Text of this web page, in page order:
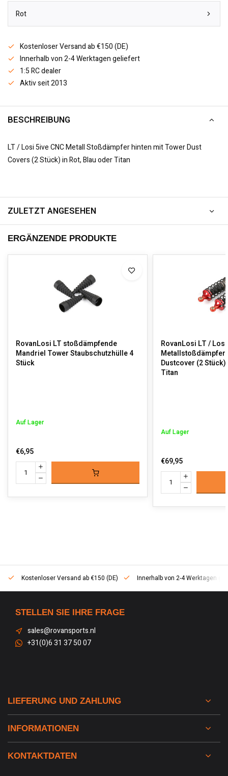
Rot
Kostenloser Versand ab €150 (DE)
Innerhalb von 2-4 Werktagen geliefert
1:5 RC dealer
Aktiv seit 2013
BESCHREIBUNG
LT / Losi 5ive CNC Metall Stoßdämpfer hinten mit Tower Dust
Covers (2 Stück) in Rot, Blau oder Titan
ZULETZT ANGESEHEN
ERGÄNZENDE PRODUKTE
RovanLosi LT stoßdämpfende
Mandriel Tower Staubschutzhülle 4
Stück
Auf Lager
€6,95
RovanLosi LT / Losi
Metallstoßdämpfer
Dustcover (2
Titan
Auf Lager
€69,95
Kostenloser Versand ab €150 (DE) Innerhalb von 2-4 Werktagen
STELLEN SIE IHRE FRAGE
sales@rovansports.nl
+31(0)6 31 37 50 07
LIEFERUNG UND ZAHLUNG
INFORMATIONEN
KONTAKTDATEN